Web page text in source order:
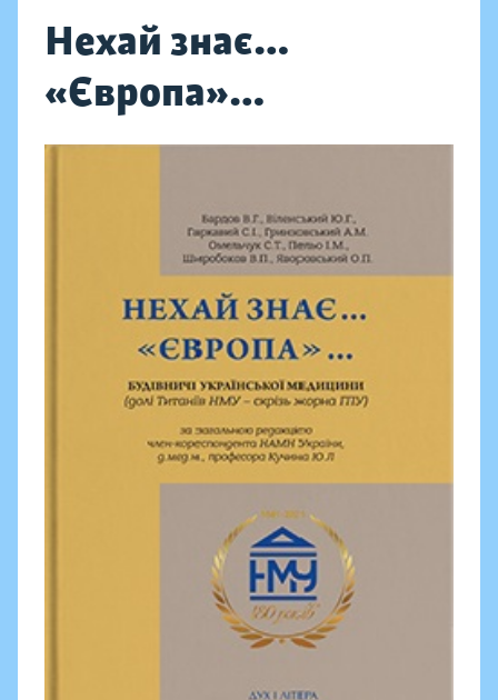
Нехай знає…
«Європа»…